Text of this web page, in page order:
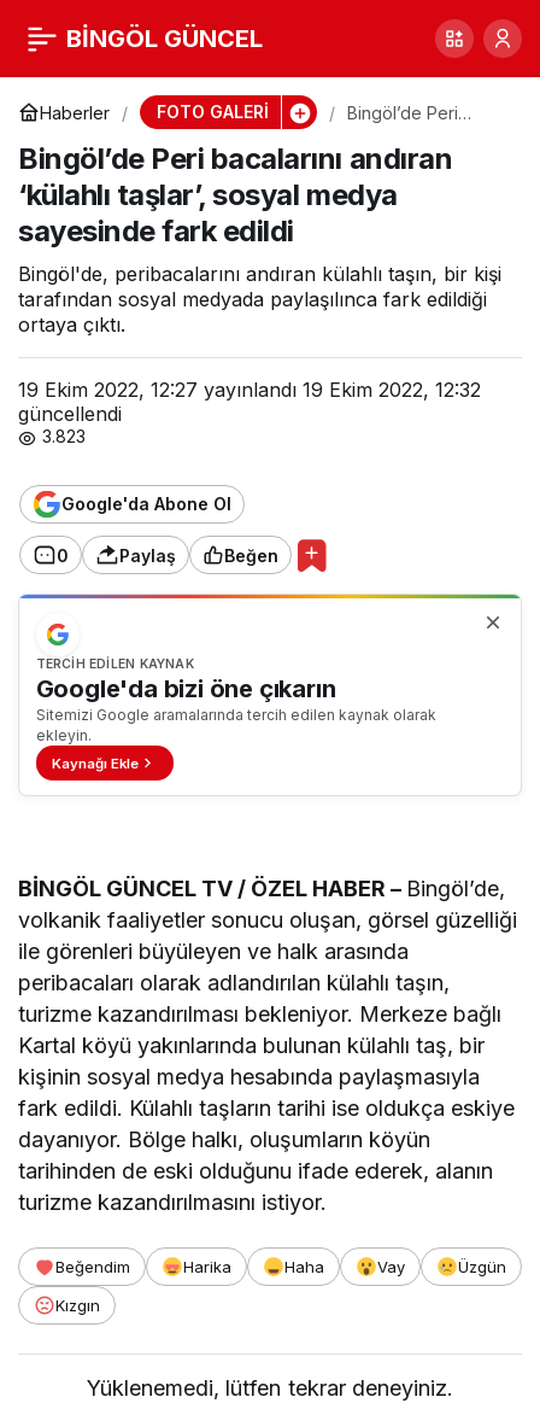
BİNGÖL GÜNCEL
Haberler FOTO GALERİ
Bingöl’de Peri
‘külahlı taşlar’,
sosyal medya
sayesinde fark
edildi
Bingöl’de Peri bacalarını andıran
‘külahlı taşlar’, sosyal medya
sayesinde fark edildi
Bingöl'de, peribacalarını andıran külahlı taşın, bir kişi
tarafından sosyal medyada paylaşılınca fark edildiği
ortaya çıktı.
19 Ekim 2022, 12:27 yayınlandı 19 Ekim 2022, 12:32
güncellendi
3.823
Google'da Abone Ol
0 Paylaş Beğen
TERCIH EDILEN KAYNAK
Google'da bizi öne çıkarın
Sitemizi Google aramalarında tercih edilen kaynak olarak
ekleyin.
Kaynağı Ekle
BİNGÖL GÜNCEL TV / ÖZEL HABER – Bingöl’de,
volkanik faaliyetler sonucu oluşan, görsel güzelliği
ile görenleri büyüleyen ve halk arasında
peribacaları olarak adlandırılan külahlı taşın,
turizme kazandırılması bekleniyor. Merkeze bağlı
Kartal köyü yakınlarında bulunan külahlı taş, bir
kişinin sosyal medya hesabında paylaşmasıyla
fark edildi. Külahlı taşların tarihi ise oldukça eskiye
dayanıyor. Bölge halkı, oluşumların köyün
tarihinden de eski olduğunu ifade ederek, alanın
turizme kazandırılmasını istiyor.
Beğendim Harika Haha Vay
Üzgün
Kızgın
Yüklenemedi, lütfen tekrar deneyiniz.
Bingöl’de Peri bacalarını
andıran ‘külahlı taşlar’,
sosyal medya sayesinde
fark edildi
0